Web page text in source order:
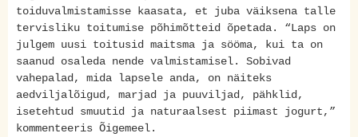
toiduvalmistamisse kaasata, et juba väiksena talle
tervisliku toitumise põhimõtteid õpetada. “Laps on
julgem uusi toitusid maitsma ja sööma, kui ta on
saanud osaleda nende valmistamisel. Sobivad
vahepalad, mida lapsele anda, on näiteks
aedviljalõigud, marjad ja puuviljad, pähklid,
isetehtud smuutid ja naturaalsest piimast jogurt,”
kommenteeris Õigemeel.